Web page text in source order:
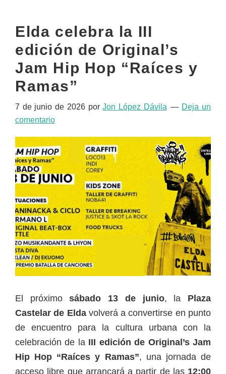
Elda celebra la III
edición de Original’s
Jam Hip Hop “Raíces y
Ramas”
7 de junio de 2026porJon López Dávila
Deja un
comentario
El próximosábado 13 de junio, la Plaza
Castelar de Eldavolverá a convertirse en punto
de encuentro para la cultura urbana con la
celebración de la III edición de Original’s Jam
Hip Hop “Raíces y Ramas”, una jornada de
acceso libre que arrancará a partir de las 12:00